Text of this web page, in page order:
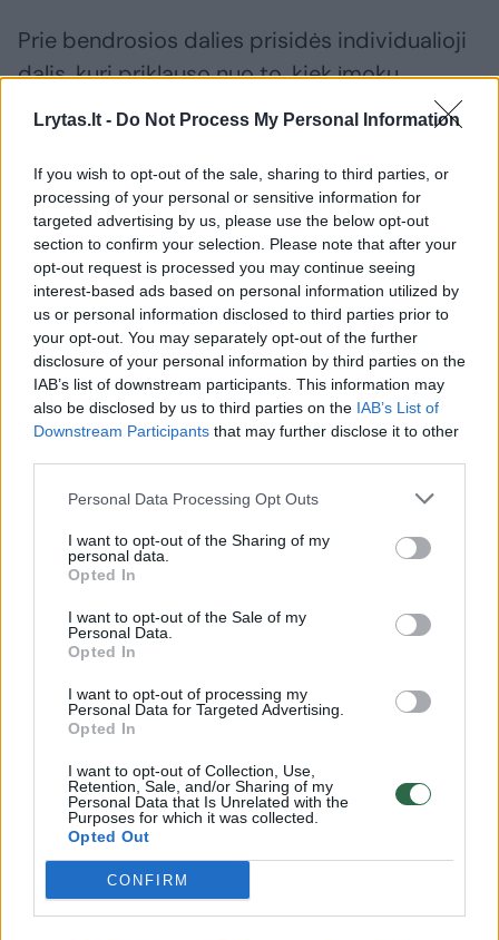
Lrytas.lt - Do Not Process My Personal Information
If you wish to opt-out of the sale, sharing to third parties, or
processing of your personal or sensitive information for
targeted advertising by us, please use the below opt-out
section to confirm your selection. Please note that after your
opt-out request is processed you may continue seeing
interest-based ads based on personal information utilized by
us or personal information disclosed to third parties prior to
your opt-out. You may separately opt-out of the further
disclosure of your personal information by third parties on the
IAB’s list of downstream participants. This information may
also be disclosed by us to third parties on the IAB’s List of
Downstream Participants that may further disclose it to other
Personal Data Processing Opt Outs
I want to opt-out of the Sharing of my
personal data.
Opted In
I want to opt-out of the Sale of my
Personal Data.
Opted In
I want to opt-out of processing my
Personal Data for Targeted Advertising.
Opted In
I want to opt-out of Collection, Use,
Retention, Sale, and/or Sharing of my
Personal Data that Is Unrelated with the
Purposes for which it was collected.
Opted Out
CONFIRM
Prie bendrosios dalies prisidės individualioji
dalis, kuri priklauso nuo to, kiek įmokų
žmogus sumokėjo per visą gyvenimą.
Įgijus daugiau nei būtinąjį stažą, bendroji
pensijos dalis yra didesnė už bazinę. Tai
reiškia, kad žmogaus, turinčio, pavyzdžiui, 42
metus stažo pensijai, bendroji pensijos dalis
bus didesnė, nei žmogaus, turinčio 25 metus
stažo.
Žmogus gali dirbti ir kaupti stažą net ir
Pavyzdžiui, jei žmogus jau sulaukė senatvės
mėnesių iki minimalaus stažo ribos, jis gali
toliau dirbti, kol įgis 15 metų stažo ir tuomet
kreiptis dėl senatvės pensijos skyrimo.
Atidėti pensiją galima tik tuomet, kai žmogus
turi teisę gauti pensiją, bet nusprendžia
nukelti jos mokėjimą vėlesniam laikui. Jei
žmogus neturi teisės į pensiją, jis negali ir
atidėti pensijos mokėjimo.
Jei žmogus neįgijo 15 metų stažo ir neturi